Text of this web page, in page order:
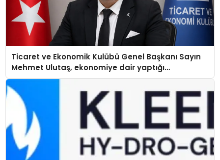
Ticaret ve Ekonomik Kulübü Genel Başkanı Sayın
Mehmet Ulutaş, ekonomiye dair yaptığı
açıklamada şunları kaydetti: